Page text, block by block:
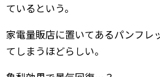
ているという。
家電量販店に置いてあるパンフレ
てしまうほどらしい。